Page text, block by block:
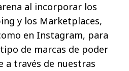
al incorporar los
y los Marketplaces,
en Instagram, para
de marcas de poder
a través de nuestras